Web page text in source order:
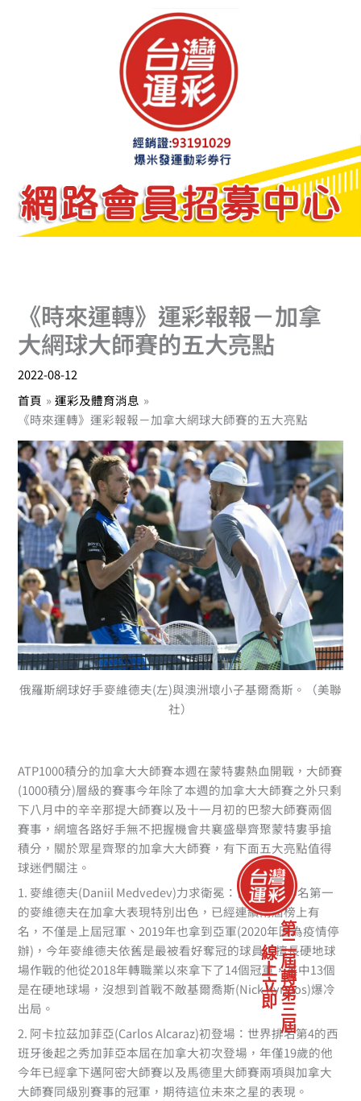
《時來運轉》運彩報報－加拿
大網球大師賽的五大亮點
2022-08-12
首頁
運彩及體育消息
《時來運轉》運彩報報－加拿大網球大師賽的五大亮點
俄羅斯網球好手麥維德夫(左)與澳洲壞小子基爾喬斯。（美聯
社）
ATP1000積分的加拿大大師賽本週在蒙特婁熱血開戰，大師賽
(1000積分)層級的賽事今年除了本週的加拿大大師賽之外只剩
下八月中的辛辛那提大師賽以及十一月初的巴黎大師賽兩個
賽事，網壇各路好手無不把握機會共襄盛舉齊聚蒙特婁爭搶
積分，關於眾星齊聚的加拿大大師賽，有下面五大亮點值得
球迷們關注。
1. 麥維德夫(Daniil Medvedev)力求衛冕：目前世界排名第一
的麥維德夫在加拿大表現特別出色，已經連續兩屆榜上有
名，不僅是上屆冠軍、2019年也拿到亞軍(2020年因為疫情停
辦)，今年麥維德夫依舊是最被看好奪冠的球員，擅長硬地球
場作戰的他從2018年轉職業以來拿下了14個冠軍，其中13個
是在硬地球場，沒想到首戰不敵基爾喬斯(Nick Kyrgios)爆冷
出局。
2. 阿卡拉茲加菲亞(Carlos Alcaraz)初登場：世界排名第4的西
班牙後起之秀加菲亞本屆在加拿大初次登場，年僅19歲的他
今年已經拿下邁阿密大師賽以及馬德里大師賽兩項與加拿大
大師賽同級別賽事的冠軍，期待這位未來之星的表現。
第二屆轉第三屆
線上立即